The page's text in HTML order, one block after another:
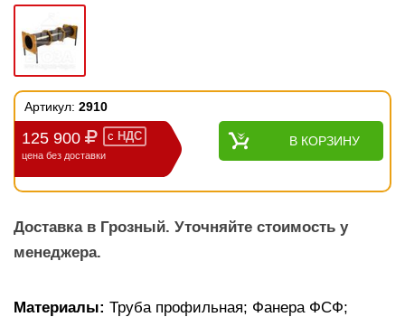
Артикул: 2910
125 900 с НДС
цена без доставки
В КОРЗИНУ
Доставка в Грозный. Уточняйте стоимость у
менеджера.
Материалы: Труба профильная; Фанера ФСФ;